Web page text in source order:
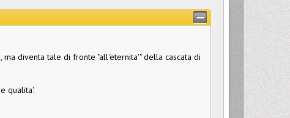
diventa tale di fronte "all'eternita'" della cascata di
qualita'.